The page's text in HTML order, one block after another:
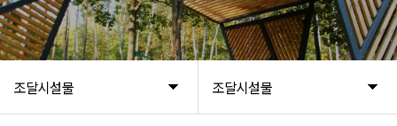
조달시설물 조달시설물